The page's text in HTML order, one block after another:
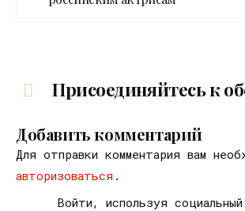
Присоединяйтесь к
Добавить комментарий
Для отправки комментария вам
авторизоваться .
Войти, используя